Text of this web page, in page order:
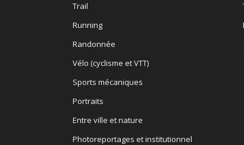
Trail
Running
Randonnée
Vélo (cyclisme et VTT)
Sports mécaniques
Portraits
Entre ville et nature
Photoreportages et institutionnel